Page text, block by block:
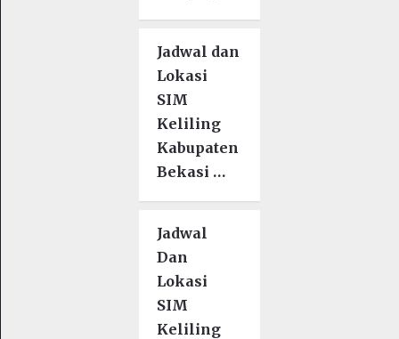
Jadwal dan
Lokasi
SIM
Keliling
Kabupaten
Bekasi …
Jadwal
Dan
Lokasi
SIM
Keliling